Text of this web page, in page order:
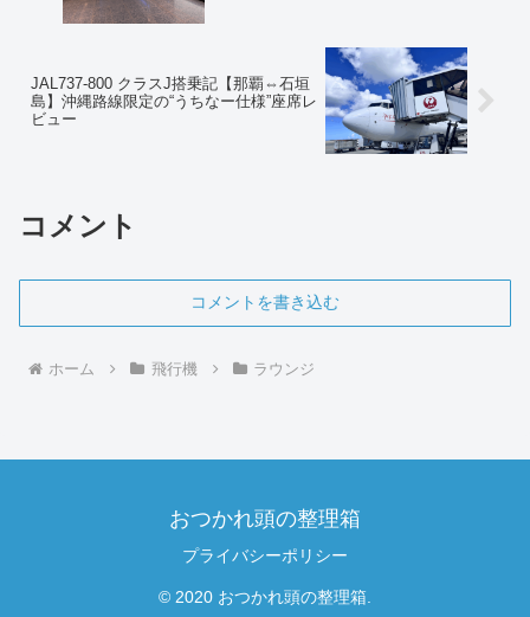
JAL737-800 クラスJ搭乗記【那覇⇔石垣
島】沖縄路線限定の“うちなー仕様”座席レ
ビュー
コメント
コメントを書き込む
ホーム 飛行機 ラウンジ
おつかれ頭の整理箱
プライバシーポリシー
© 2020 おつかれ頭の整理箱.